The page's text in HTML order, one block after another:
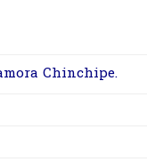
Chinchipe.